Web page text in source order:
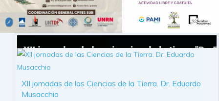
XII jornadas de las Ciencias de la Tierra. Dr. Eduardo
Musacchio